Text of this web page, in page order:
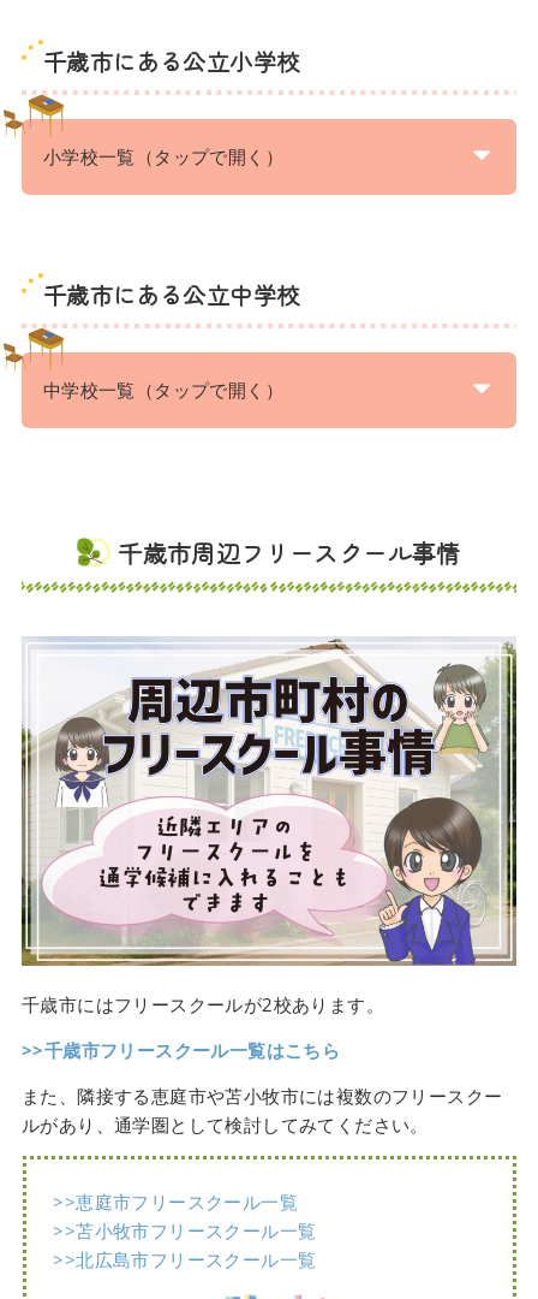
千歳市にある公立小学校
小学校一覧（タップで開く）
千歳市にある公立中学校
中学校一覧（タップで開く）
千歳市周辺フリースクール事情
千歳市にはフリースクールが2校あります。
>>千歳市フリースクール一覧はこちら
また、隣接する恵庭市や苫小牧市には複数のフリースクー
ルがあり、通学圏として検討してみてください。
>>恵庭市フリースクール一覧
>>苫小牧市フリースクール一覧
>>北広島市フリースクール一覧